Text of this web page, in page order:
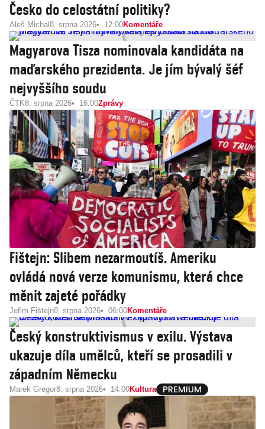
Česko do celostátní politiky?
Aleš Michal 8. srpna 2026 12:00Komentáře
Magyarova Tisza nominovala kandidáta na
maďarského prezidenta. Je jím bývalý šéf
nejvyššího soudu
ČTK8. srpna 2026 16:00Zprávy
Fištejn: Slibem nezarmoutíš. Ameriku
ovládá nová verze komunismu, která chce
měnit zajeté pořádky
Jefim Fištejn8. srpna 2026 06:00Komentáře
Český konstruktivismus v exilu. Výstava
ukazuje díla umělců, kteří se prosadili v
západním Německu
Marek Gregor8. srpna 2026 14:00Kultura